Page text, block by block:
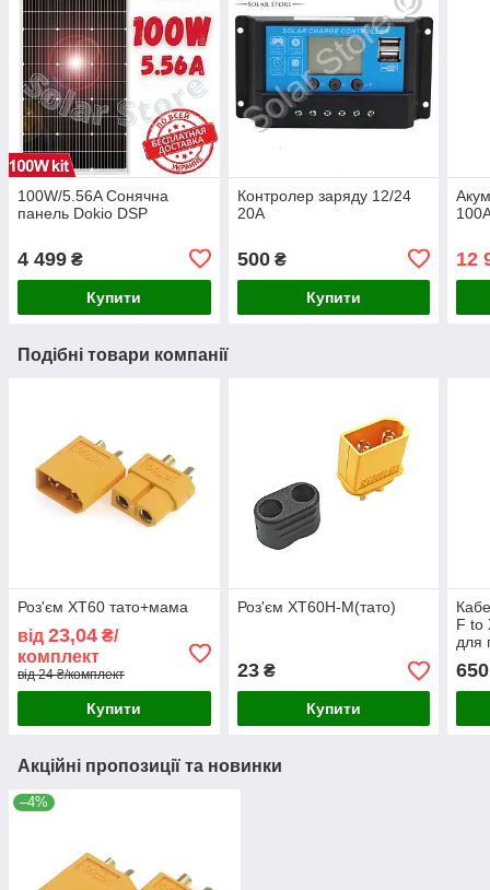
100W/5.56A Сонячна
панель Dokio DSP
4 499 ₴
Купити
Контролер заряду 12/24
20А
500₴
Купити
12
Подібні товари компанії
Роз'єм XT60 тато+мама
від 23,04 ₴/
комплект
від 24 ₴/комплект
Купити
Роз'єм XT60H-М(тато)
23₴
Купити
F to
для
650
Акційні пропозиції та новинки
–4%